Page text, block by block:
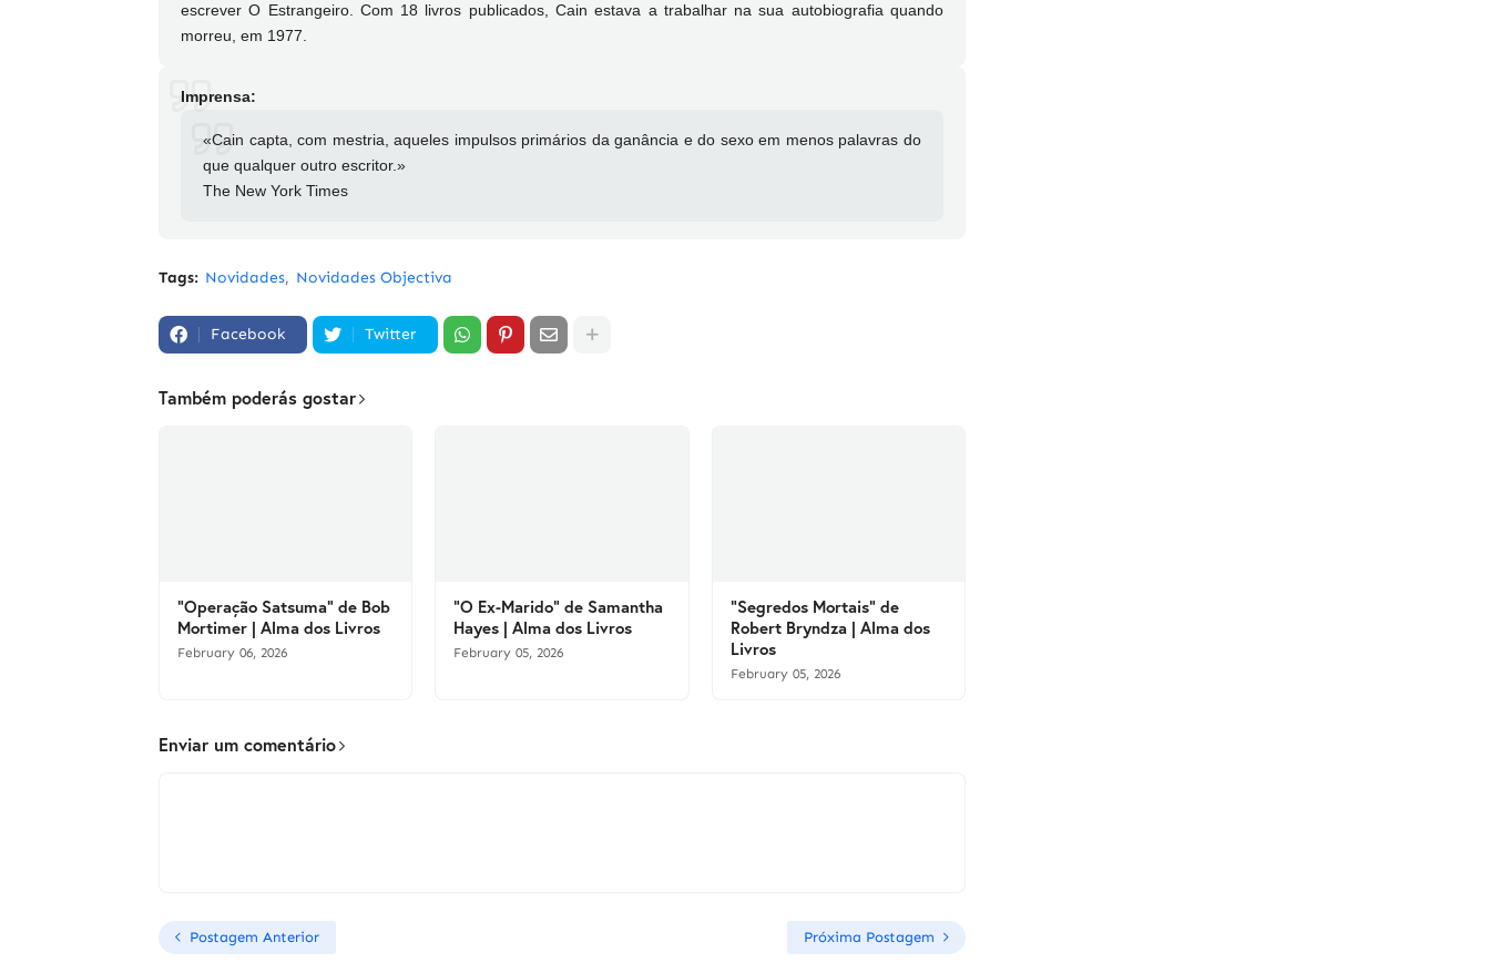
escrever O Estrangeiro. Com 18 livros publicados, Cain estava a trabalhar na sua autobiografia quando
morreu, em 1977.
Imprensa:
«Cain capta, com mestria, aqueles impulsos primários da ganância e do sexo em menos palavras do
que qualquer outro escritor.»
The New York Times
Tags: Novidades Novidades Objectiva
Facebook Twitter
Também poderás gostar
"Operação Satsuma" de Bob
Mortimer | Alma dos Livros
February 06, 2026
"O Ex-Marido" de Samantha
Hayes | Alma dos Livros
February 05, 2026
"Segredos Mortais" de
Robert Bryndza | Alma dos
Livros
February 05, 2026
Enviar um comentário
Postagem Anterior Próxima Postagem